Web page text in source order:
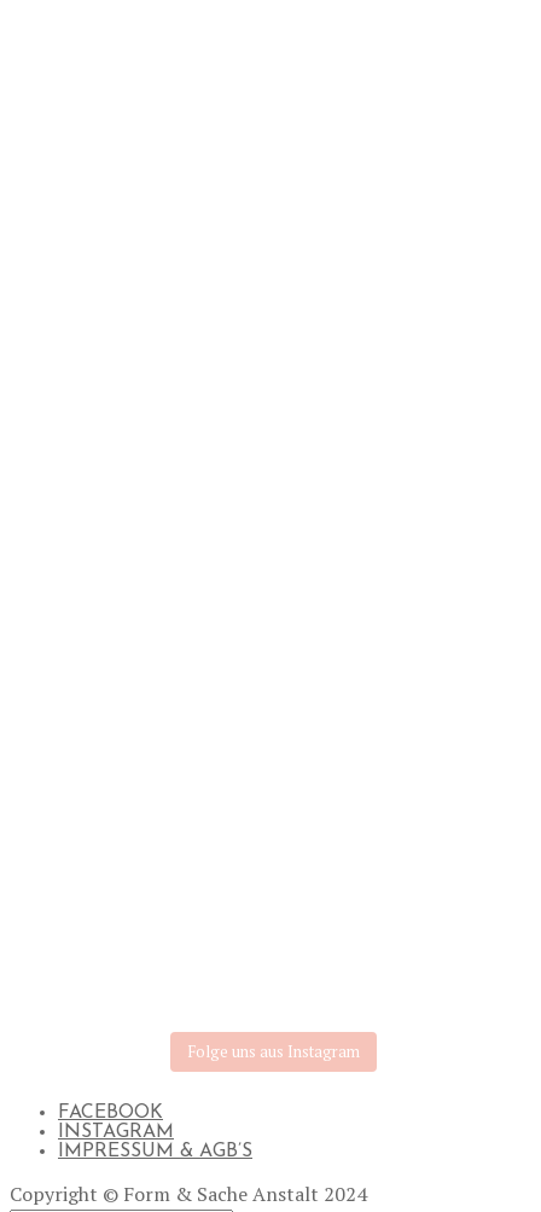
Folge uns aus Instagram
FACEBOOK
INSTAGRAM
IMPRESSUM & AGB’S
Copyright © Form & Sache Anstalt 2024